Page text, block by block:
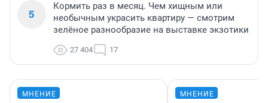
5
Кормить раз в месяц. Чем хищным или
необычным украсить квартиру — смотрим
зелёное разнообразие на выставке экзотики
27 404 17
МНЕНИЕ МНЕНИЕ